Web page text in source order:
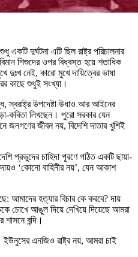
দুর্ঘটনা এটি ছিল রাষ্ট্র পরিচালনার
শিশুদের ওপর বিধ্বস্ত হয়ে শতাধিক
দুঃখ নেই, কারো মুখে দায়িত্বের ভাষা
কাছে শুধুই সংখ্যা।
স্বরাষ্ট্র উপদেষ্টা উধাও আর আইনের
কবিতা লিখছেন। পুরো সরকার যেন
জনগণের জীবন নয়, বিদেশি দাতার খুশিই
প্রভুদের চাহিদা পূরণে গঠিত একটি ছায়া-
‘কোনো বাহিনীর নয়’, যেন আকাশ
আমাদের হত্যার বিচার কে করবে? দায়
চোখে আঙুল দিয়ে দেখিয়ে দিয়েছে আমরা
শাসনে বন্দি।
এনজিও রাষ্ট্র নয়, আমরা চাই